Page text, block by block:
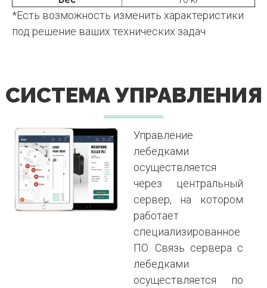
*Есть возможность изменить характеристики
под решение ваших технических задач
СИСТЕМА УПРАВЛЕНИЯ
Управление
лебедками
осуществляется
через центральный
сервер, на котором
работает
специализированное
ПО. Связь сервера с
лебедками
осуществляется по